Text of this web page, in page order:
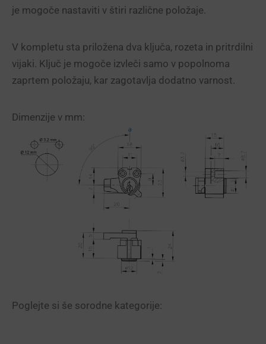
je mogoče nastaviti v štiri različne položaje.
V kompletu sta priložena dva ključa, rozeta in pritrdilni
vijaki. Ključ je mogoče izvleči samo v popolnoma
zaprtem položaju, kar zagotavlja dodatno varnost.
Dimenzije v mm:
Poglejte si še sorodne kategorije: